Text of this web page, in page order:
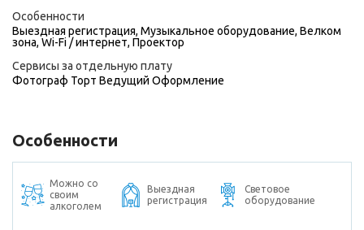
Особенности
Выездная регистрация, Музыкальное оборудование, Велком
зона, Wi-Fi / интернет, Проектор
Сервисы за отдельную плату
Фотограф Торт Ведущий Оформление
Особенности
Можно со
своим
алкоголем
Выездная
регистрация
Световое
оборудование